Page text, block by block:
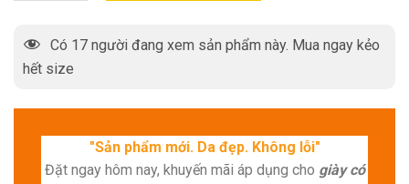
Có 17 người đang xem sản phẩm này. Mua ngay kẻo
hết size
"Sản phẩm mới. Da đẹp. Không lỗi"
Đặt ngay hôm nay, khuyến mãi áp dụng cho giày có